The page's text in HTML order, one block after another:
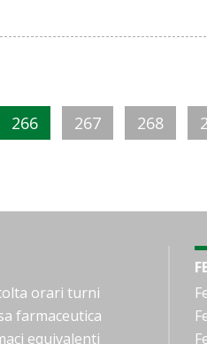
266 267 268
orari turni
farmaceutica
equivalenti